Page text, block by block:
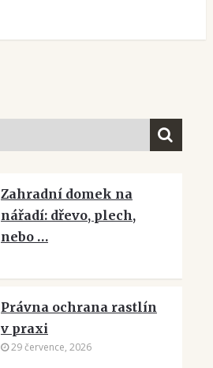
Zahradní domek na
nářadí: dřevo, plech,
nebo …
Právna ochrana rastlín
v praxi
29 července, 2026